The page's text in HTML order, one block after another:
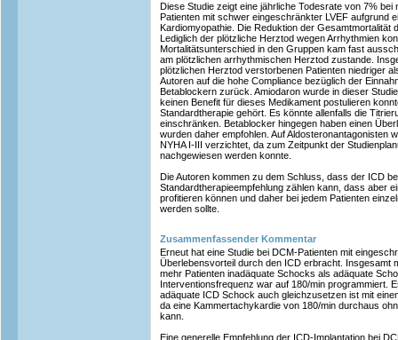
Diese Studie zeigt eine jährliche Todesrate von 7% bei
Patienten mit schwer eingeschränkter LVEF aufgrund
Kardiomyopathie. Die Reduktion der Gesamtmortalität
Lediglich der plötzliche Herztod wegen Arrhythmien
Mortalitätsunterschied in den Gruppen kam fast
am plötzlichen arrhythmischen Herztod zustande.
plötzlichen Herztod verstorbenen Patienten niedriger
Autoren auf die hohe Compliance bezüglich der
Betablockern zurück. Amiodaron wurde in dieser
keinen Benefit für dieses Medikament postulieren
Standardtherapie gehört. Es könnte allenfalls die
einschränken. Betablocker hingegen haben einen
wurden daher empfohlen. Auf Aldosteronantagonisten
NYHA I-III verzichtet, da zum Zeitpunkt der
nachgewiesen werden konnte.
Die Autoren kommen zu dem Schluss, dass der ICD
Standardtherapieempfehlung zählen kann, dass aber
profitieren können und daher bei jedem Patienten
werden sollte.
Zusammenfassender Kommentar
Erneut hat eine Studie bei DCM-Patienten mit
Überlebensvorteil durch den ICD erbracht. Insgesamt
mehr Patienten inadäquate Schocks als adäquate
Interventionsfrequenz war auf 180/min programmiert.
adäquate ICD Schock auch gleichzusetzen ist mit
da eine Kammertachykardie von 180/min durchaus
kann.
Eine generelle Empfehlung der ICD-Implantation bei